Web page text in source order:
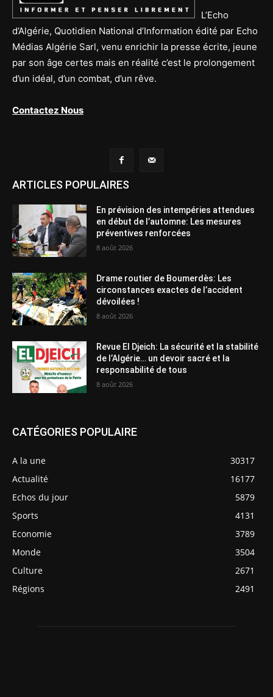
L’Echo
d’Algérie, Quotidien National d’Information édité par Echo
Médias Algérie Sarl, venu enrichir la presse écrite, jeune
par son âge certes mais en réalité c’est le prolongement
d’un idéal, d’un combat, d’un rêve.
Contactez Nous
ARTICLES POPULAIRES
En prévision des intempéries attendues
en début de l’automne: Les mesures
préventives renforcées
8 août 2026
Drame routier de Boumerdès: Les
circonstances exactes de l’accident
dévoilées !
8 août 2026
Revue El Djeich: La sécurité et la stabilité
de l’Algérie… un devoir sacré et la
responsabilité de tous
8 août 2026
CATÉGORIES POPULAIRE
A la une
30317
Actualité
16177
Echos du jour
5879
Sports
4131
Economie
3789
Monde
3504
Culture
2671
Régions
2491